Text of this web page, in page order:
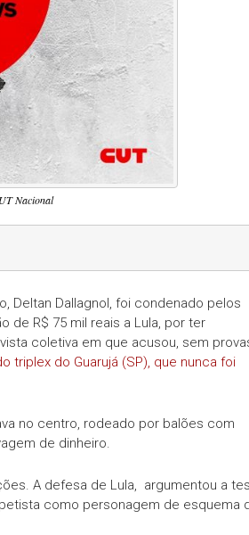
Nacional
Deltan Dallagnol, foi condenado pelos
de R$ 75 mil reais a Lula, por ter
coletiva em que acusou, sem
triplex do Guarujá (SP), que nunca foi
no centro, rodeado por balões com
de dinheiro.
A defesa de Lula, argumentou a
como personagem de esquema